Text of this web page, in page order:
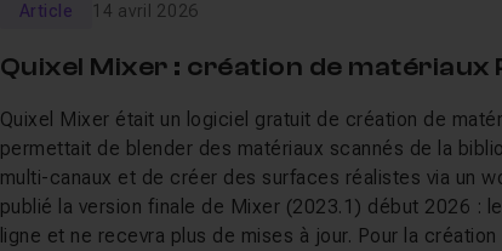
Article 14 avril 2026
Quixel Mixer : création de matériaux
Quixel Mixer était un logiciel gratuit de création de
permettait de blender des matériaux scannés de la
multi-canaux et de créer des surfaces réalistes via un
publié la version finale de Mixer (2023.1) début 2026 :
ligne et ne recevra plus de mises à jour. Pour la